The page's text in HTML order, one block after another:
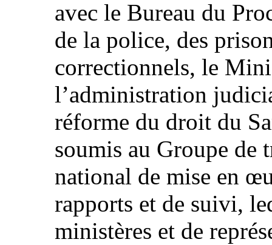
avec le Bureau du
de la police, des
correctionnels, le
l’administration
réforme du droit du
soumis au Groupe de
national de mise en
rapports et de suivi,
ministères et de